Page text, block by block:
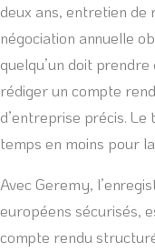
deux ans, entretien de
négociation annuelle
quelqu’un doit
rédiger un compte
d’entreprise précis.
temps en moins pour
Avec Geremy,
européens sécurisés,
compte rendu